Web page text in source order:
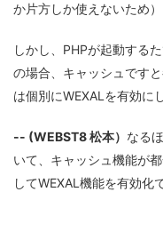
か片方しか使えないため）
しかし、PHPが起動する
の場合、キャッシュです
は個別にWEXALを有効に
-- (WEBST8 松本） なる
いて、キャッシュ機能が
してWEXAL機能を有効化